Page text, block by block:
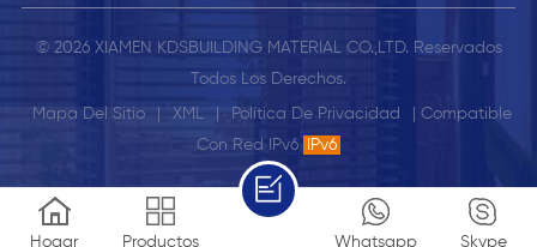
© 2026 XIAMEN KDSBUILDING MATERIAL CO.,LTD. Reservados
Todos Los Derechos.
Mapa Del Sitio XML Política De Privacidad
| Compatible
Con Red IPv6
IPv6
Hogar Productos Skype
Whatsapp